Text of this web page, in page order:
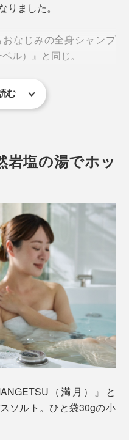
トボックス大」
も「女性向け」「香り
的」というイメージが
（新月）』は、
イル。だから、自然に触
かな香りで、洗った後
ました。
なじみの全身シャンプ
ル）』と同じ。
レンドした、『Jam
ます。
（満月）』
のシャンプーを泡立てて
、顔も体も洗えるので
む
岩塩の湯でホッ
（満月）』と
ソルト。ひと袋30gの小